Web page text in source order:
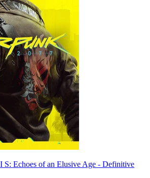
Echoes of an Elusive Age - Definitive